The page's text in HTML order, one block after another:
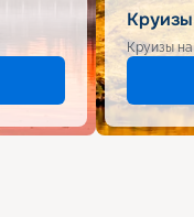
Круизы